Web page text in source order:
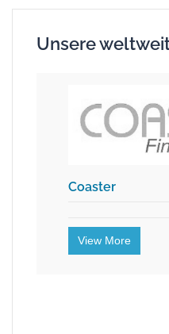
Unsere
Coaster
View More